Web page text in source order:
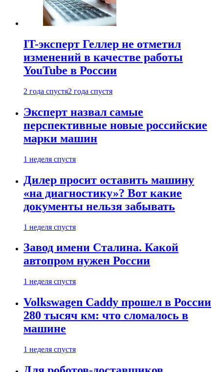
IT-эксперт Геллер не отметил
изменений в качестве работы
YouTube в России
2 года спустя2 года спустя
Эксперт назвал самые
перспективные новые российские
марки машин
1 неделя спустя
Дилер просит оставить машину
«на диагностику»? Вот какие
документы нельзя забывать
1 неделя спустя
Завод имени Сталина. Какой
автопром нужен России
1 неделя спустя
Volkswagen Caddy прошел в России
280 тысяч км: что сломалось в
машине
1 неделя спустя